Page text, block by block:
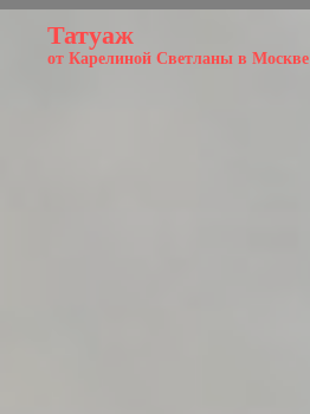
Татуаж
от Карелиной Светланы в Москве